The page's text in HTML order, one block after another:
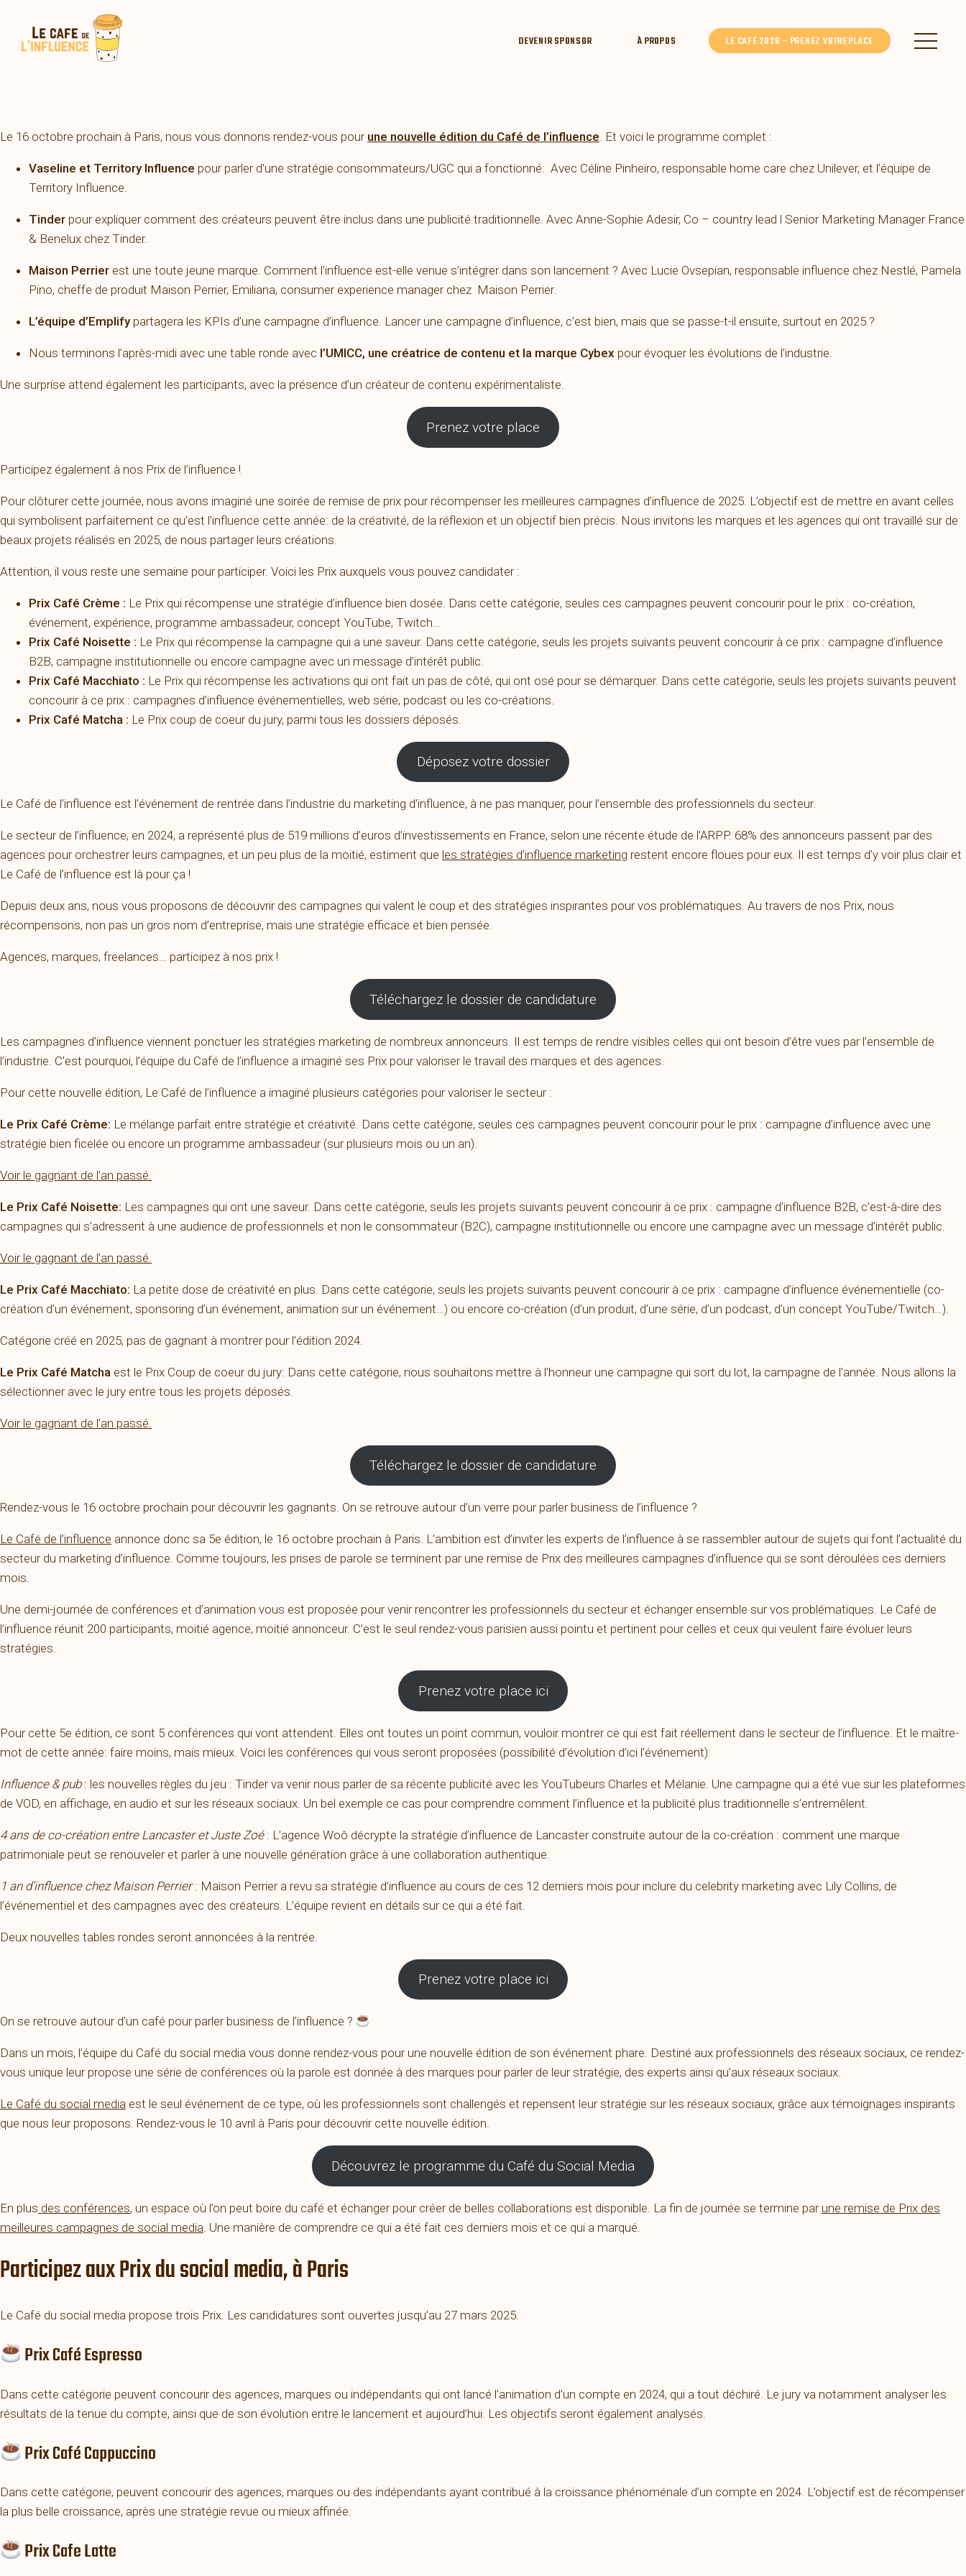
DEVENIR SPONSOR À PROPOS LE CAFÉ 2026 – PRENEZ VOTRE PLACE
Le 16 octobre prochain à Paris, nous vous donnons rendez-vous pour une nouvelle édition du Café de l’influence. Et voici le programme complet :
Vaseline et Territory Influence pour parler d’une stratégie consommateurs/UGC qui a fonctionné. Avec Céline Pinheiro, responsable home care chez Unilever, et l’équipe de
Territory Influence.
Tinder pour expliquer comment des créateurs peuvent être inclus dans une publicité traditionnelle. Avec Anne-Sophie Adesir, Co – country lead l Senior Marketing Manager France
& Benelux chez Tinder.
Maison Perrier est une toute jeune marque. Comment l’influence est-elle venue s’intégrer dans son lancement ? Avec Lucie Ovsepian, responsable influence chez Nestlé, Pamela
Pino, cheffe de produit Maison Perrier, Emiliana, consumer experience manager chez Maison Perrier.
L’équipe d’Emplifypartagera les KPIs d’une campagne d’influence. Lancer une campagne d’influence, c’est bien, mais que se passe-t-il ensuite, surtout en 2025 ?
Nous terminons l’après-midi avec une table ronde avec l’UMICC, une créatrice de contenu et la marque Cybex pour évoquer les évolutions de l’industrie.
Une surprise attend également les participants, avec la présence d’un créateur de contenu expérimentaliste.
Prenez votre place
Participez également à nos Prix de l’influence !
Pour clôturer cette journée, nous avons imaginé une soirée de remise de prix pour récompenser les meilleures campagnes d’influence de 2025. L’objectif est de mettre en avant celles
qui symbolisent parfaitement ce qu’est l’influence cette année: de la créativité, de la réflexion et un objectif bien précis. Nous invitons les marques et les agences qui ont travaillé sur de
beaux projets réalisés en 2025, de nous partager leurs créations.
Attention, il vous reste une semaine pour participer. Voici les Prix auxquels vous pouvez candidater :
Prix Café Crème : Le Prix qui récompense une stratégie d’influence bien dosée. Dans cette catégorie, seules ces campagnes peuvent concourir pour le prix : co-création,
événement, expérience, programme ambassadeur, concept YouTube, Twitch…
Prix Café Noisette : Le Prix qui récompense la campagne qui a une saveur. Dans cette catégorie, seuls les projets suivants peuvent concourir à ce prix : campagne d’influence
B2B, campagne institutionnelle ou encore campagne avec un message d’intérêt public.
Prix Café Macchiato : Le Prix qui récompense les activations qui ont fait un pas de côté, qui ont osé pour se démarquer. Dans cette catégorie, seuls les projets suivants peuvent
concourir à ce prix : campagnes d’influence événementielles, web série, podcast ou les co-créations.
Prix Café Matcha : Le Prix coup de coeur du jury, parmi tous les dossiers déposés.
Déposez votre dossier
Le Café de l’influence est l’événement de rentrée dans l’industrie du marketing d’influence, à ne pas manquer, pour l’ensemble des professionnels du secteur.
Le secteur de l’influence, en 2024, a représenté plus de 519 millions d’euros d’investissements en France, selon une récente étude de l’ARPP. 68% des annonceurs passent par des
agences pour orchestrer leurs campagnes, et un peu plus de la moitié, estiment que les stratégies d’influence marketing restent encore floues pour eux. Il est temps d’y voir plus clair et
Le Café de l’influence est là pour ça !
Depuis deux ans, nous vous proposons de découvrir des campagnes qui valent le coup et des stratégies inspirantes pour vos problématiques. Au travers de nos Prix, nous
récompensons, non pas un gros nom d’entreprise, mais une stratégie efficace et bien pensée.
Agences, marques, freelances… participez à nos prix !
Téléchargez le dossier de candidature
Les campagnes d’influence viennent ponctuer les stratégies marketing de nombreux annonceurs. Il est temps de rendre visibles celles qui ont besoin d’être vues par l’ensemble de
l’industrie. C’est pourquoi, l’équipe du Café de l’influence a imaginé ses Prix pour valoriser le travail des marques et des agences.
Pour cette nouvelle édition, Le Café de l’influence a imaginé plusieurs catégories pour valoriser le secteur :
Le Prix Café Crème: Le mélange parfait entre stratégie et créativité. Dans cette catégorie, seules ces campagnes peuvent concourir pour le prix : campagne d’influence avec une
stratégie bien ficelée ou encore un programme ambassadeur (sur plusieurs mois ou un an).
Voir le gagnant de l’an passé.
Le Prix Café Noisette: Les campagnes qui ont une saveur. Dans cette catégorie, seuls les projets suivants peuvent concourir à ce prix : campagne d’influence B2B, c’est-à-dire des
campagnes qui s’adressent à une audience de professionnels et non le consommateur (B2C), campagne institutionnelle ou encore une campagne avec un message d’intérêt public.
Voir le gagnant de l’an passé.
Le Prix Café Macchiato: La petite dose de créativité en plus. Dans cette catégorie, seuls les projets suivants peuvent concourir à ce prix : campagne d’influence événementielle (co-
création d’un événement, sponsoring d’un événement, animation sur un événement…) ou encore co-création (d’un produit, d’une série, d’un podcast, d’un concept YouTube/Twitch…).
Catégorie créé en 2025, pas de gagnant à montrer pour l’édition 2024.
Le Prix Café Matcha est le Prix Coup de coeur du jury: Dans cette catégorie, nous souhaitons mettre à l’honneur une campagne qui sort du lot, la campagne de l’année. Nous allons la
sélectionner avec le jury entre tous les projets déposés.
Voir le gagnant de l’an passé.
Téléchargez le dossier de candidature
Rendez-vous le 16 octobre prochain pour découvrir les gagnants. On se retrouve autour d’un verre pour parler business de l’influence ?
Le Café de l’influence annonce donc sa 5e édition, le 16 octobre prochain à Paris. L’ambition est d’inviter les experts de l’influence à se rassembler autour de sujets qui font l’actualité du
secteur du marketing d’influence. Comme toujours, les prises de parole se terminent par une remise de Prix des meilleures campagnes d’influence qui se sont déroulées ces derniers
mois.
Une demi-journée de conférences et d’animation vous est proposée pour venir rencontrer les professionnels du secteur et échanger ensemble sur vos problématiques. Le Café de
l’influence réunit 200 participants, moitié agence, moitié annonceur. C’est le seul rendez-vous parisien aussi pointu et pertinent pour celles et ceux qui veulent faire évoluer leurs
stratégies.
Prenez votre place ici
Pour cette 5e édition, ce sont 5 conférences qui vont attendent. Elles ont toutes un point commun, vouloir montrer ce qui est fait réellement dans le secteur de l’influence. Et le maître-
mot de cette année: faire moins, mais mieux. Voici les conférences qui vous seront proposées (possibilité d’évolution d’ici l’événement):
Influence & pub: les nouvelles règles du jeu : Tinder va venir nous parler de sa récente publicité avec les YouTubeurs Charles et Mélanie. Une campagne qui a été vue sur les plateformes
de VOD, en affichage, en audio et sur les réseaux sociaux. Un bel exemple ce cas pour comprendre comment l’influence et la publicité plus traditionnelle s’entremêlent.
4 ans de co-création entre Lancaster et Juste Zoé: L’agence Woô décrypte la stratégie d’influence de Lancaster construite autour de la co-création : comment une marque
patrimoniale peut se renouveler et parler à une nouvelle génération grâce à une collaboration authentique.
1 an d’influence chez Maison Perrier: Maison Perrier a revu sa stratégie d’influence au cours de ces 12 derniers mois pour inclure du celebrity marketing avec Lily Collins, de
l’événementiel et des campagnes avec des créateurs. L’équipe revient en détails sur ce qui a été fait.
Deux nouvelles tables rondes seront annoncées à la rentrée.
Prenez votre place ici
On se retrouve autour d’un café pour parler business de l’influence ?
Dans un mois, l’équipe du Café du social media vous donne rendez-vous pour une nouvelle édition de son événement phare. Destiné aux professionnels des réseaux sociaux, ce rendez-
vous unique leur propose une série de conférences où la parole est donnée à des marques pour parler de leur stratégie, des experts ainsi qu’aux réseaux sociaux.
Le Café du social media est le seul événement de ce type, où les professionnels sont challengés et repensent leur stratégie sur les réseaux sociaux, grâce aux témoignages inspirants
que nous leur proposons. Rendez-vous le 10 avril à Paris pour découvrir cette nouvelle édition.
Découvrez le programme du Café du Social Media
En plus des conférences, un espace où l’on peut boire du café et échanger pour créer de belles collaborations est disponible. La fin de journée se termine par une remise de Prix des
meilleures campagnes de social media . Une manière de comprendre ce qui a été fait ces derniers mois et ce qui a marqué.
Participez aux Prix du social media, à Paris
Le Café du social media propose trois Prix. Les candidatures sont ouvertes jusqu’au 27 mars 2025.
Prix Café Espresso
Dans cette catégorie peuvent concourir des agences, marques ou indépendants qui ont lancé l’animation d’un compte en 2024, qui a tout déchiré. Le jury va notamment analyser les
résultats de la tenue du compte, ainsi que de son évolution entre le lancement et aujourd’hui. Les objectifs seront également analysés.
Prix Café Cappuccino
Dans cette catégorie, peuvent concourir des agences, marques ou des indépendants ayant contribué à la croissance phénoménale d’un compte en 2024. L’objectif est de récompenser
la plus belle croissance, après une stratégie revue ou mieux affinée.
Prix Cafe Latte